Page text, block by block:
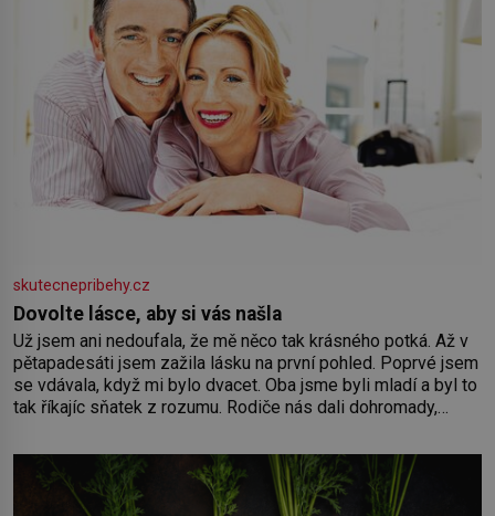
skutecnepribehy.cz
Dovolte lásce, aby si vás našla
Už jsem ani nedoufala, že mě něco tak krásného potká. Až v
pětapadesáti jsem zažila lásku na první pohled. Poprvé jsem
se vdávala, když mi bylo dvacet. Oba jsme byli mladí a byl to
tak říkajíc sňatek z rozumu. Rodiče nás dali dohromady,
oběma moc nesvědčilo, brzy jsme zjistili, že